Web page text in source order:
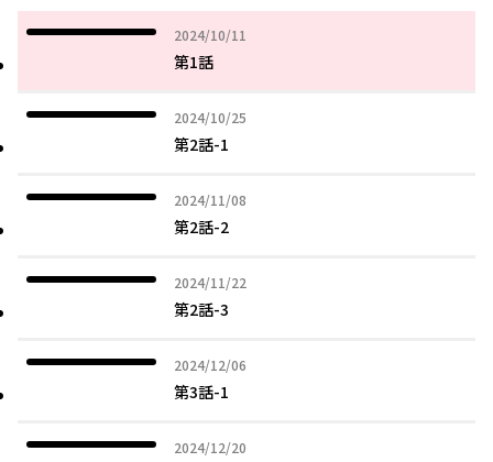
2024/10/11
2024年10月11日
第1話
2024/10/25
2024年10月25日
第2話-1
2024/11/08
2024年11月08日
第2話-2
2024/11/22
2024年11月22日
第2話-3
2024/12/06
2024年12月06日
第3話-1
2024/12/20
2024年12月20日